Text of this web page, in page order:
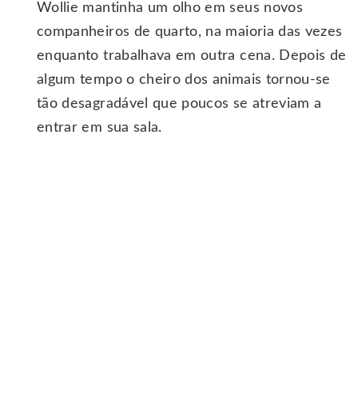
Wollie mantinha um olho em seus novos
companheiros de quarto, na maioria das vezes
enquanto trabalhava em outra cena. Depois de
algum tempo o cheiro dos animais tornou-se
tão desagradável que poucos se atreviam a
entrar em sua sala.